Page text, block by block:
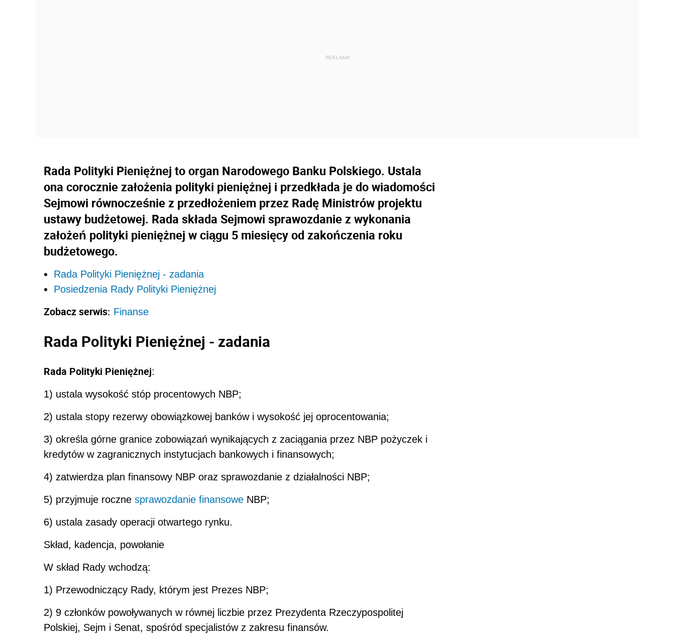
Rada Polityki Pieniężnej to organ Narodowego Banku Polskiego. Ustala
ona corocznie założenia polityki pieniężnej i przedkłada je do wiadomości
Sejmowi równocześnie z przedłożeniem przez Radę Ministrów projektu
ustawy budżetowej. Rada składa Sejmowi sprawozdanie z wykonania
założeń polityki pieniężnej w ciągu 5 miesięcy od zakończenia roku
budżetowego.
Rada Polityki Pieniężnej - zadania
Posiedzenia Rady Polityki Pieniężnej
Zobacz serwis: Finanse
Rada Polityki Pieniężnej - zadania
Rada Polityki Pieniężnej:
1) ustala wysokość stóp procentowych NBP;
2) ustala stopy rezerwy obowiązkowej banków i wysokość jej oprocentowania;
3) określa górne granice zobowiązań wynikających z zaciągania przez NBP pożyczek i
kredytów w zagranicznych instytucjach bankowych i finansowych;
4) zatwierdza plan finansowy NBP oraz sprawozdanie z działalności NBP;
5) przyjmuje roczne sprawozdanie finansowe NBP;
6) ustala zasady operacji otwartego rynku.
Skład, kadencja, powołanie
W skład Rady wchodzą:
1) Przewodniczący Rady, którym jest Prezes NBP;
2) 9 członków powoływanych w równej liczbie przez Prezydenta Rzeczypospolitej
Polskiej, Sejm i Senat, spośród specjalistów z zakresu finansów.